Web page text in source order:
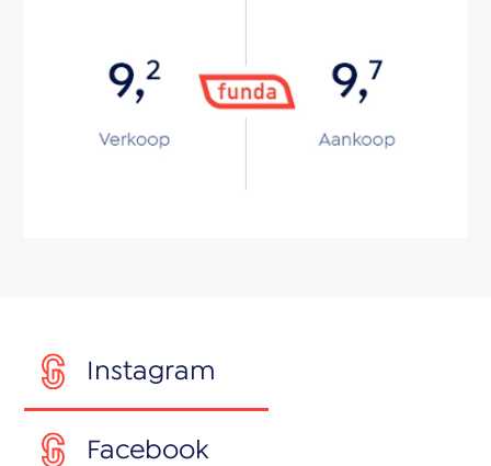
Instagram
Facebook